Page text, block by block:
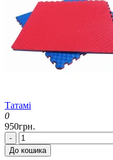
Татамі
0
950грн.
-
До кошика